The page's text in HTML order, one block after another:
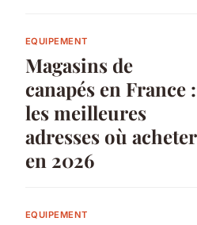
EQUIPEMENT
Magasins de
canapés en France :
les meilleures
adresses où acheter
en 2026
EQUIPEMENT